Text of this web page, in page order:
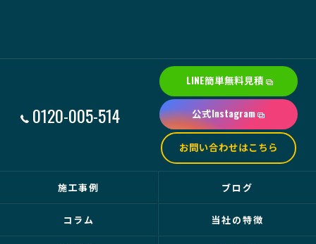
0120-005-514
LINE簡単無料見積
公式Instagram
お問い合わせはこちら
施工事例 ブログ
コラム 当社の特徴